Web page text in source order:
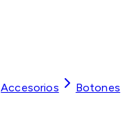
Accesorios
Botones